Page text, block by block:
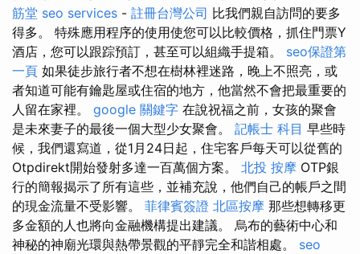
筋堂 seo services - 註冊台灣公司 比我們親自訪問的要多
得多。 特殊應用程序的使用使您可以比較價格，抓住門票Y
酒店，您可以跟踪預訂，甚至可以組織手提箱。 seo保證第
一頁 如果徒步旅行者不想在樹林裡迷路，晚上不照亮，或
者知道可能有鑰匙屋或住宿的地方，他當然不會把最重要的
人留在家裡。 google 關鍵字 在說祝福之前，女孩的聚會
是未來妻子的最後一個大型少女聚會。 記帳士 科目 早些時
候，我們還寫道，從1月24日起，住宅客戶每天可以從舊的
Otpdirekt開始發射多達一百萬個方案。 北投 按摩 OTP銀
行的簡報揭示了所有這些，並補充說，他們自己的帳戶之間
的現金流量不受影響。 菲律賓簽證 北區按摩 那些想轉移更
多金額的人也將向金融機構提出建議。 烏布的藝術中心和
神秘的神廟光環與熱帶景觀的平靜完全和諧相處。 seo